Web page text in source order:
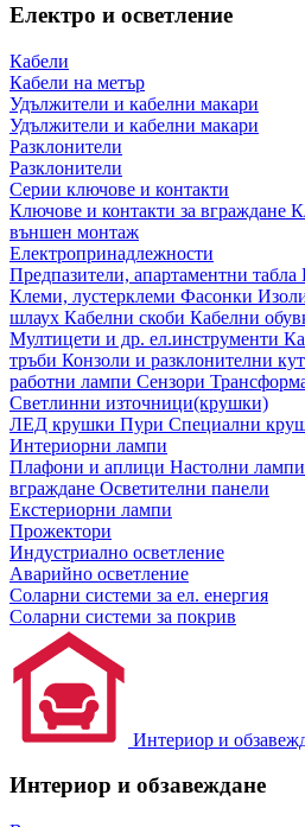
Електро и осветление
Кабели
Кабели на метър
Удължители и кабелни макари
Удължители и кабелни макари
Разклонители
Разклонители
Серии ключове и контакти
Ключове и контакти за вграждане
външен монтаж
Електропринадлежности
Предпазители, апартаментни табла
Клеми, лустерклеми Фасонки
шлаух Кабелни скоби Кабелни
Мултицети и др. ел.инструменти
тръби Конзоли и разклонителни
работни лампи Сензори
Светлинни източници(крушки)
ЛЕД крушки Пури Специални
Интериорни лампи
Плафони и аплици Настолни лампи
вграждане Осветителни панели
Екстериорни лампи
Прожектори
Индустриално осветление
Аварийно осветление
Соларни системи за ел. енергия
Соларни системи за покрив
Интериор и
Интериор и обзавеждане